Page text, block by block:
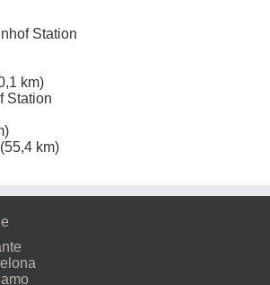
Station
km)
Station
(55,4 km)